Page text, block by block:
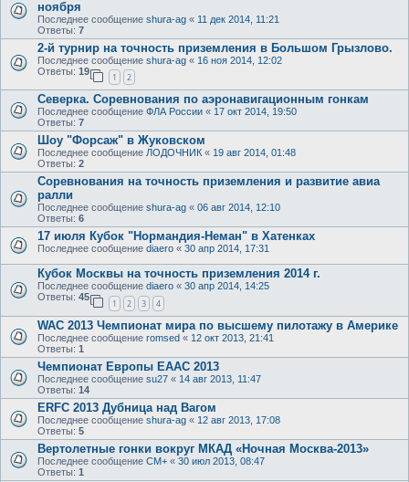
ноября
Последнее сообщение shura-ag « 11 дек 2014, 11:21
Ответы: 7
2-й турнир на точность приземления в Большом Грызлово.
Последнее сообщение shura-ag « 16 ноя 2014, 12:02
Ответы: 19
1 2
Северка. Соревнования по аэронавигационным гонкам
Последнее сообщение ФЛА России « 17 окт 2014, 19:50
Ответы: 7
Шоу "Форсаж" в Жуковском
Последнее сообщение ЛОДОЧНИК « 19 авг 2014, 01:48
Ответы: 2
Соревнования на точность приземления и развитие авиа
ралли
Последнее сообщение shura-ag « 06 авг 2014, 12:10
Ответы: 6
17 июля Кубок "Нормандия-Неман" в Хатенках
Последнее сообщение diaero « 30 апр 2014, 17:31
Кубок Москвы на точность приземления 2014 г.
Последнее сообщение diaero « 30 апр 2014, 14:25
Ответы: 45
1 2 3 4
WAC 2013 Чемпионат мира по высшему пилотажу в Америке
Последнее сообщение romsed « 12 окт 2013, 21:41
Ответы: 1
Чемпионат Европы EAAC 2013
Последнее сообщение su27 « 14 авг 2013, 11:47
Ответы: 14
ERFC 2013 Дубница над Вагом
Последнее сообщение shura-ag « 12 авг 2013, 17:08
Ответы: 5
Вертолетные гонки вокруг МКАД «Ночная Москва-2013»
Последнее сообщение CM+ « 30 июл 2013, 08:47
Ответы: 1